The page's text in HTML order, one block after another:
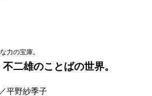
力の宝庫。
二雄のことばの世界。
平野紗季子